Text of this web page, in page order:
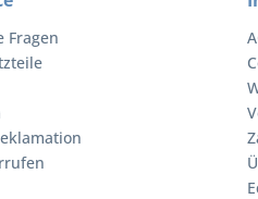
Fragen